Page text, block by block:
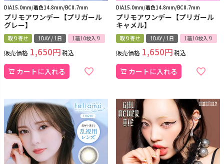
DIA15.0mm/着色14.8mm/BC8.7mm
プリモアワンデー【プリガール
グレー】
取り寄せ 1DAY / 1日 1箱10枚入り
販売価格 1,650 税込
カートに入れる
DIA15.0mm/着色14.8mm/BC8.7mm
プリモアワンデー【プリガール
キャメル】
取り寄せ 1DAY / 1日 1箱10枚入り
販売価格 1,650 税込
カートに入れる